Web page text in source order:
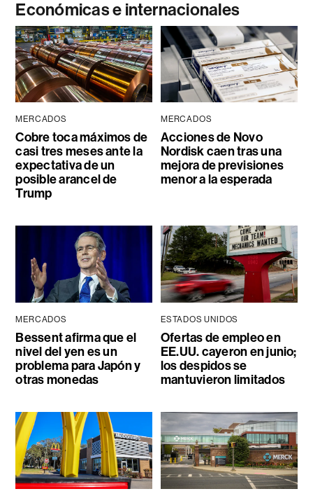
Económicas e internacionales
MERCADOS
Cobre toca máximos de
casi tres meses ante la
expectativa de un
posible arancel de
Trump
MERCADOS
Acciones de Novo
Nordisk caen tras una
mejora de previsiones
menor a la esperada
MERCADOS
Bessent afirma que el
nivel del yen es un
problema para Japón y
otras monedas
ESTADOS UNIDOS
Ofertas de empleo en
EE.UU. cayeron en junio;
los despidos se
mantuvieron limitados